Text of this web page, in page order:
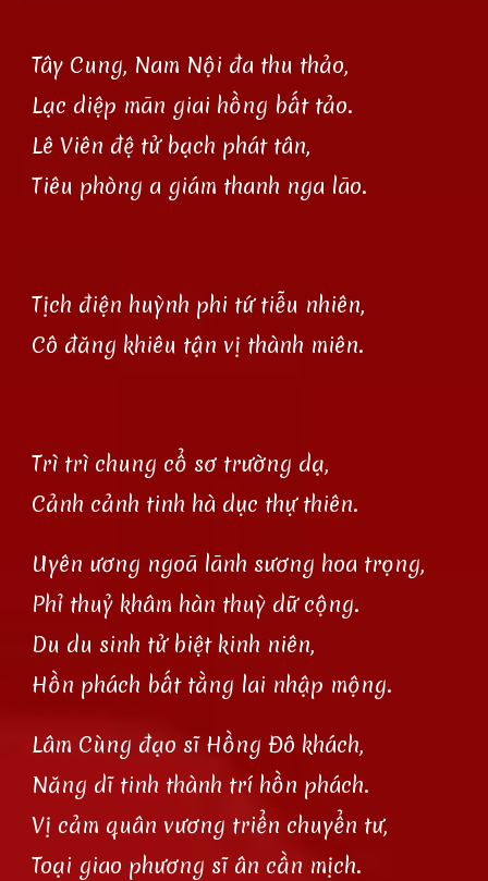
Tây Cung, Nam Nội đa thu thảo,
Lạc diệp mãn giai hồng bất tảo.
Lê Viên đệ tử bạch phát tân,
Tiêu phòng a giám thanh nga lão.
Tịch điện huỳnh phi tứ tiễu nhiên,
Cô đăng khiêu tận vị thành miên.
Trì trì chung cổ sơ trường dạ,
Cảnh cảnh tinh hà dục thự thiên.
Uyên ương ngoã lãnh sương hoa trọng,
Phỉ thuỷ khâm hàn thuỳ dữ cộng.
Du du sinh tử biệt kinh niên,
Hồn phách bất tằng lai nhập mộng.
Lâm Cùng đạo sĩ Hồng Đô khách,
Năng dĩ tinh thành trí hồn phách.
Vị cảm quân vương triển chuyển tư,
Toại giao phương sĩ ân cần mịch.